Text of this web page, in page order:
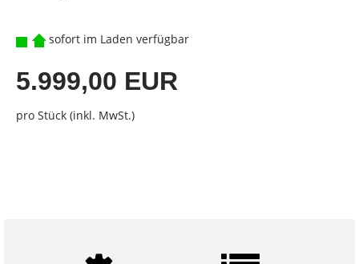
sofort im Laden verfügbar
5.999,00 EUR
pro Stück (inkl. MwSt.)